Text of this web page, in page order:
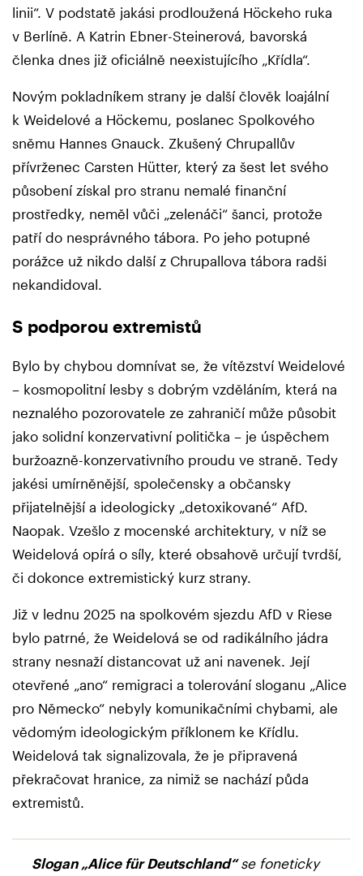
linii“. V podstatě jakási prodloužená Höckeho ruka
v Berlíně. A Katrin Ebner-Steinerová, bavorská
členka dnes již oficiálně neexistujícího „Křídla“.
Novým pokladníkem strany je další člověk loajální
k Weidelové a Höckemu, poslanec Spolkového
sněmu Hannes Gnauck. Zkušený Chrupallův
přívrženec Carsten Hütter, který za šest let svého
působení získal pro stranu nemalé finanční
prostředky, neměl vůči „zelenáči“ šanci, protože
patří do nesprávného tábora. Po jeho potupné
porážce už nikdo další z Chrupallova tábora radši
nekandidoval.
S podporou extremistů
Bylo by chybou domnívat se, že vítězství Weidelové
– kosmopolitní lesby s dobrým vzděláním, která na
neznalého pozorovatele ze zahraničí může působit
jako solidní konzervativní politička – je úspěchem
buržoazně-konzervativního proudu ve straně. Tedy
jakési umírněnější, společensky a občansky
přijatelnější a ideologicky „detoxikované“ AfD.
Naopak. Vzešlo z mocenské architektury, v níž se
Weidelová opírá o síly, které obsahově určují tvrdší,
či dokonce extremistický kurz strany.
Již v lednu 2025 na spolkovém sjezdu AfD v Riese
bylo patrné, že Weidelová se od radikálního jádra
strany nesnaží distancovat už ani navenek. Její
otevřené „ano“ remigraci a tolerování sloganu „Alice
pro Německo“ nebyly komunikačními chybami, ale
vědomým ideologickým příklonem ke Křídlu.
Weidelová tak signalizovala, že je připravená
překračovat hranice, za nimiž se nachází půda
extremistů.
Slogan „Alice für Deutschland“se foneticky